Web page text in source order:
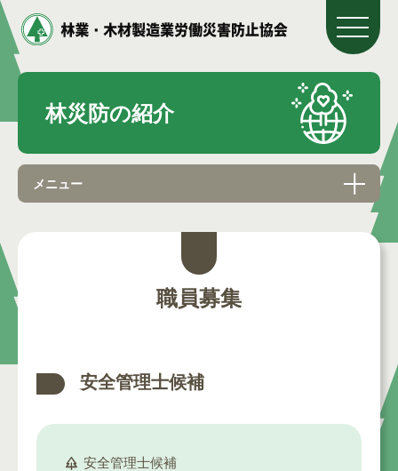
林災防の紹介
メニュー
職員募集
安全管理士候補
安全管理士候補